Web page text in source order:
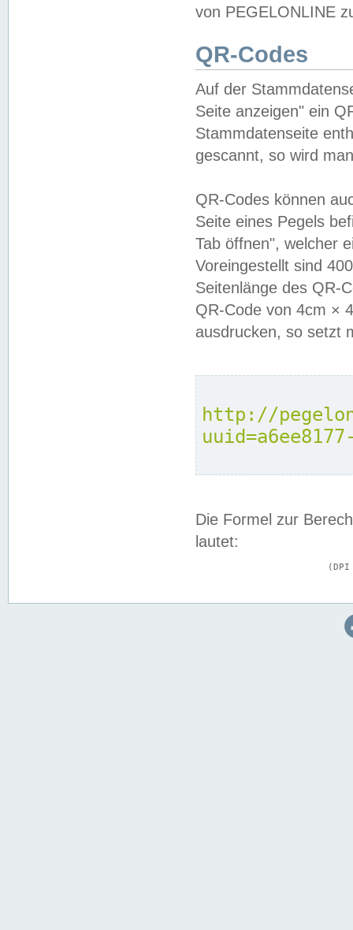
von PEGELONLINE
QR-Codes
Auf der
Seite anzeigen" ein
Stammdatenseite
gescannt, so wird
QR-Codes können
Seite eines Pegels
Tab öffnen", welcher
Voreingestellt sind
Seitenlänge des QR-
QR-Code von 4cm ×
ausdrucken, so setzt
http://
Die Formel zur
lautet: